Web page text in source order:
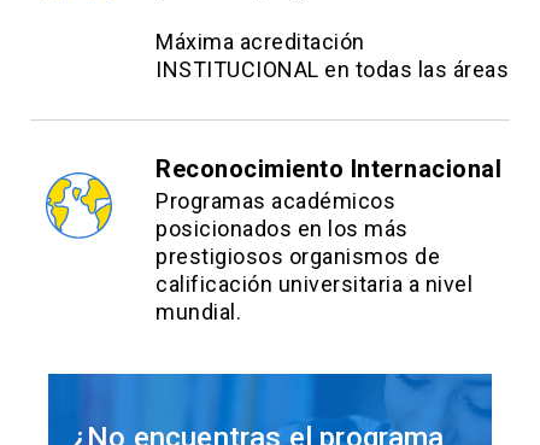
Máxima acreditación
INSTITUCIONAL en todas las áreas
Reconocimiento Internacional
Programas académicos
posicionados en los más
prestigiosos organismos de
calificación universitaria a nivel
mundial.
¿No encuentras el programa